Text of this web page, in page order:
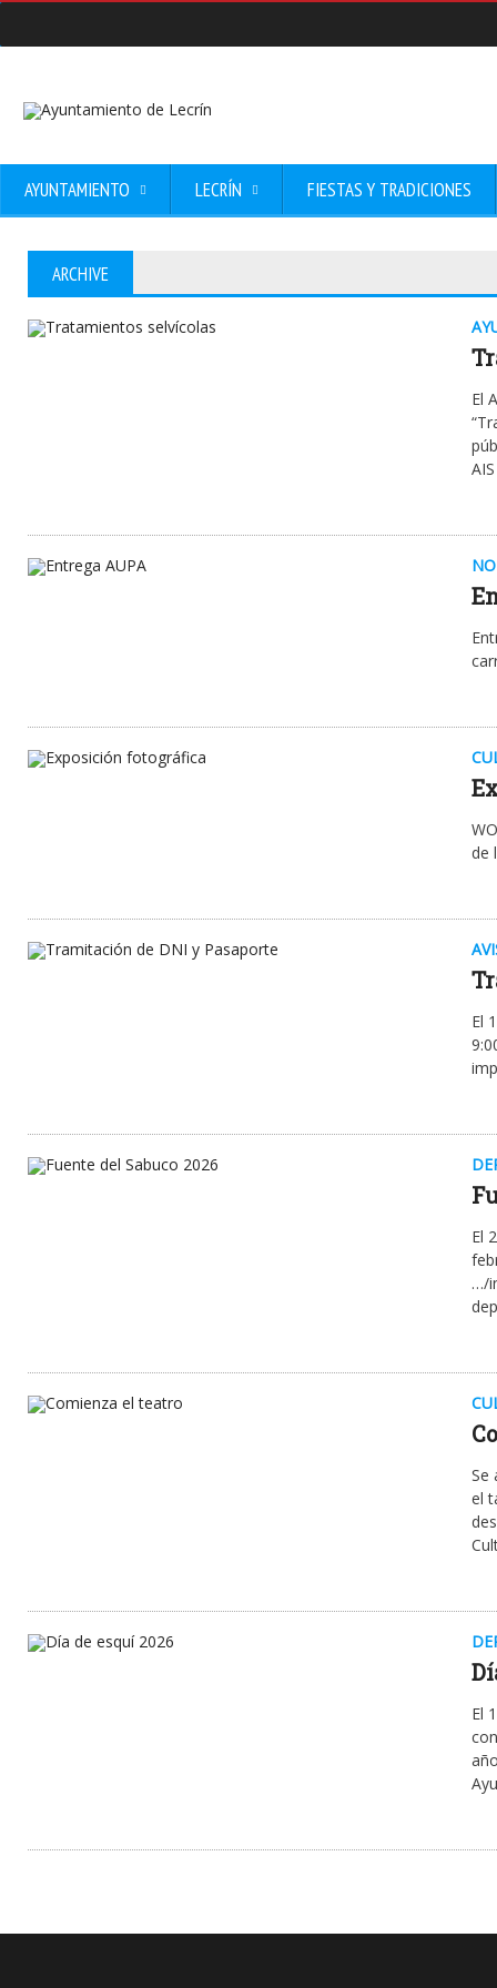
AYUNTAMIENTO LECRÍN FIESTAS Y TRADICIONES
ARCHIVE
El
de
El
El
…/
Se
el
El